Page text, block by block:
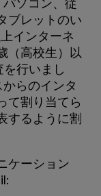
ブレットのい
インターネ
（高校生）以
行いまし
らのインタ
て割り当てら
するように割
ケーション